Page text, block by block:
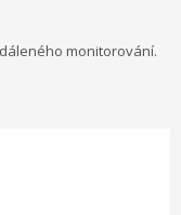
monitorování.